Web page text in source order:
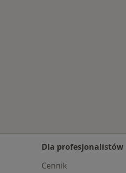
w kategorii: Najczęście leczone
Dla profesjonalistów
Cennik